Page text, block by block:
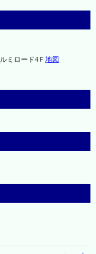
ミロード4Ｆ 地図